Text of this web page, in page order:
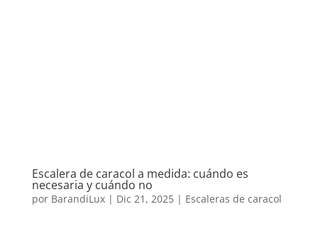
Escalera de caracol a medida: cuándo es
necesaria y cuándo no
por BarandiLux| Dic 21, 2025| Escaleras de caracol